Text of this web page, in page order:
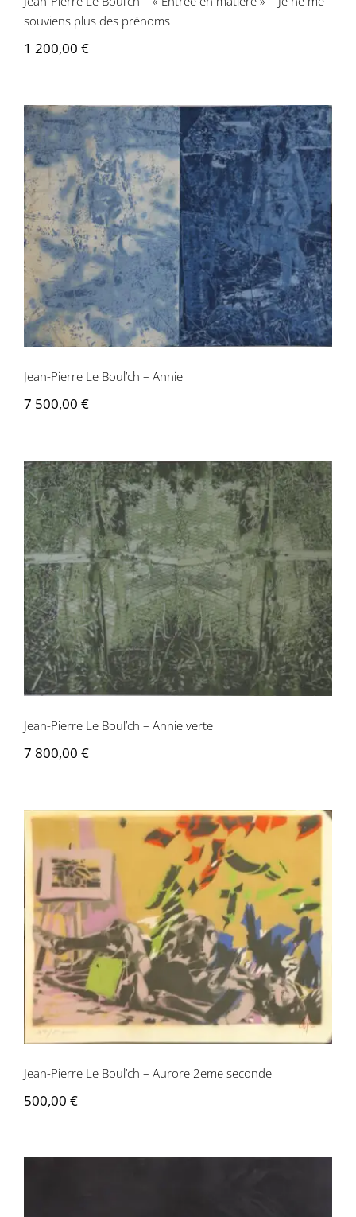
souviens plus des prénoms
1 200,00 €
Jean-Pierre Le Boul’ch – Annie
Jean-Pierre Le Boul’ch – Annie
7 500,00 €
Jean-Pierre Le Boul’ch – Annie verte
Jean-Pierre Le Boul’ch – Annie verte
7 800,00 €
Jean-Pierre Le Boul’ch – Aurore 2eme
seconde
Jean-Pierre Le Boul’ch – Aurore 2eme seconde
500,00 €